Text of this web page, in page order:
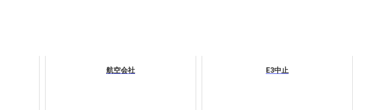
航空会社 E3中止